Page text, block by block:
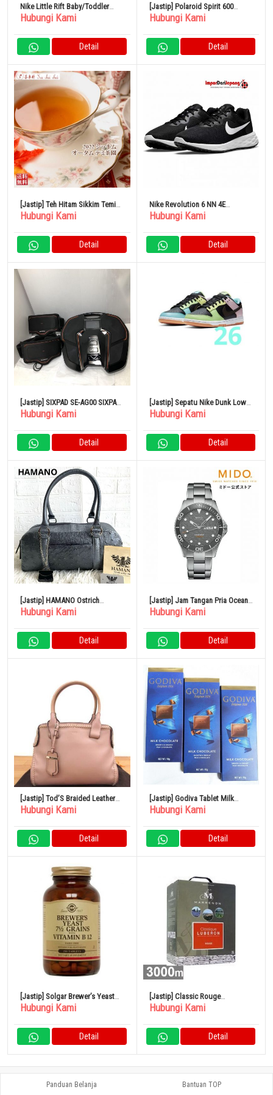
Nike Little Rift Baby/Toddler
Shoes
Hubungi Kami
Detail
[Jastip] Polaroid Spirit 600
Kamera Polaroid Instan Kamera
Hubungi Kami
Detail
[Jastip] Teh Hitam Sikkim Temi
Tea Farm Musim Gugur FTGFOP
Hubungi Kami
Detail
Nike Revolution 6 NN 4E
DD8475003 Sepatu Lari Pria
Hubungi Kami
Detail
[Jastip] SIXPAD SE-AG00 SIXPAD
FOOT FIT PLUS
Hubungi Kami
Detail
[Jastip] Sepatu Nike Dunk Low
SE Free.99
Hubungi Kami
Detail
[Jastip] HAMANO Ostrich
Handbag Mini Boston Silver
Hubungi Kami
Detail
[Jastip] Jam Tangan Pria Ocean
Star 200C Abu-abu
Hubungi Kami
Detail
[Jastip] Tod’S Braided Leather
Cape Bag Small
Hubungi Kami
Detail
[Jastip] Godiva Tablet Milk
Chocolate 3 Pieces Rich
Hubungi Kami
Detail
[Jastip] Solgar Brewer’s Yeast
Ragi Bir
Hubungi Kami
Detail
[Jastip] Classic Rouge
3000ml/Merah
Hubungi Kami
Detail
Panduan Belanja Bantuan TOP